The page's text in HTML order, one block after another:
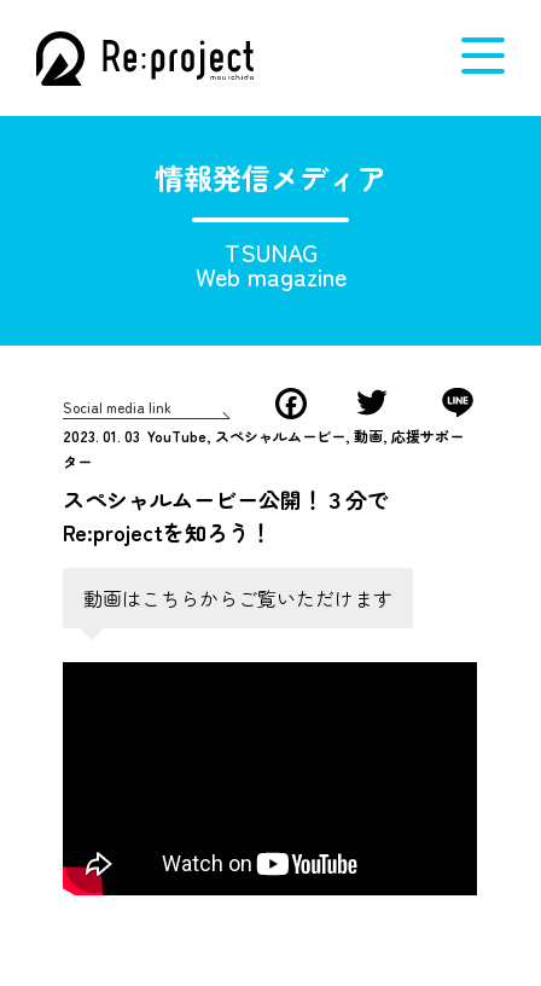
情報発信メディア
TSUNAG
Web magazine
Social media link
Facebook Twitter
2023. 01. 03 YouTube, スペシャルムービー, 動画, 応援サポー
ター
スペシャルムービー公開！３分で
Re:projectを知ろう！
動画はこちらからご覧いただけます